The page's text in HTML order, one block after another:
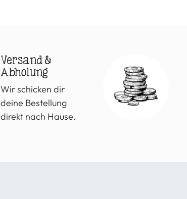
Versand &
Abholung
Wir schicken dir
deine Bestellung
direkt nach Hause.